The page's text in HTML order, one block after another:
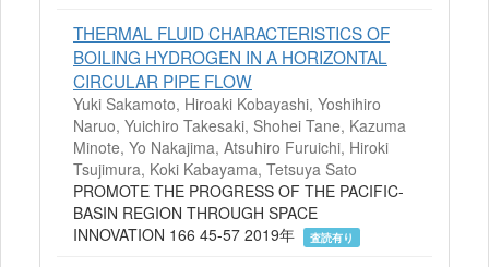
THERMAL FLUID CHARACTERISTICS OF
BOILING HYDROGEN IN A HORIZONTAL
CIRCULAR PIPE FLOW
Yuki Sakamoto, Hiroaki Kobayashi, Yoshihiro
Naruo, Yuichiro Takesaki, Shohei Tane, Kazuma
Minote, Yo Nakajima, Atsuhiro Furuichi, Hiroki
Tsujimura, Koki Kabayama, Tetsuya Sato
PROMOTE THE PROGRESS OF THE PACIFIC-
BASIN REGION THROUGH SPACE
INNOVATION 166 45-57 2019年
査読有り